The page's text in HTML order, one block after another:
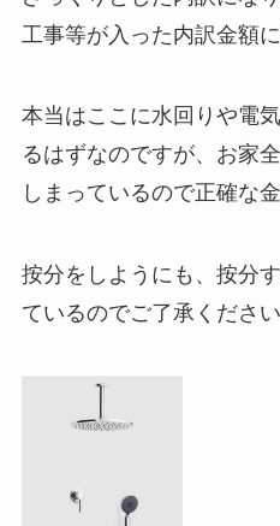
工事等が入った内訳金額に
本当はここに水回りや電
るはずなのですが、お家
しまっているので正確な
按分をしようにも、按分
ているのでご了承くださ